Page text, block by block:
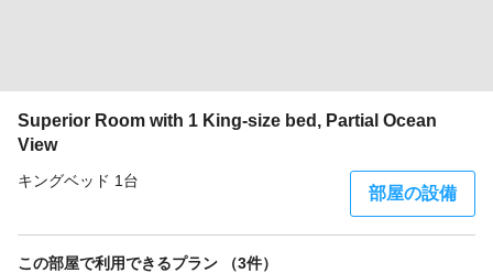
Superior Room with 1 King-size bed, Partial Ocean
View
キングベッド 1台
部屋の設備
この部屋で利用できるプラン （3件）